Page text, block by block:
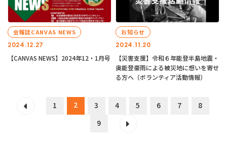
2024.12.27
会報誌CANVAS NEWS
【CANVAS NEWS】2024年12・1月号
2024.11.20
お知らせ
【災害支援】令和６年能登半島地震・
奥能登豪雨による被災地に想いを寄せ
る方へ（ボランティア活動情報）
1 2 3 4 5 6 7
8
9